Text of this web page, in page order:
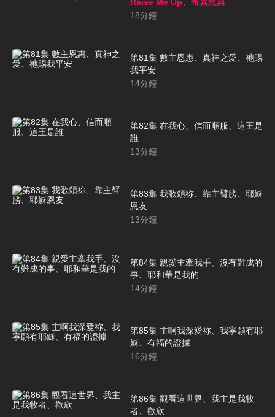
18分鐘
第81集 數主恩惠、真神之愛、祂賜
我平安
14分鐘
第82集 在我心、信而順服、這王是
誰
13分鐘
第83集 我歌頌祢、靠主臂膀、耶穌
恩友
13分鐘
第84集 親愛主牽我手、沒有難成的
事、耶和華是我的
14分鐘
第85集 主啊我深愛祢、我寧願有耶
穌、有福的證據
16分鐘
第86集 觀看這世界、我主是我牧
者、歡欣